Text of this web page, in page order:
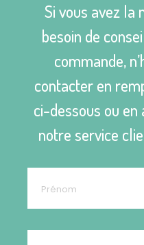
Si vous avez la
besoin de
commande,
contacter en
ci-dessous ou
notre service